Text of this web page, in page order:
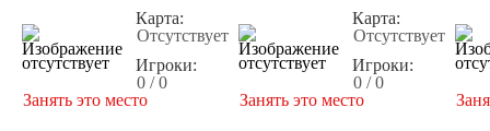
Карта:
Отсутствует
Игроки:
0 / 0
Занять это место
Карта:
Отсутствует
Игроки:
0 / 0
Занять это место